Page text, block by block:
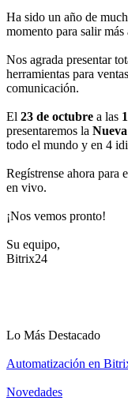
Ha sido un año de
momento para salir
Nos agrada presentar
herramientas para
comunicación.
El 23 de octubre a las
presentaremos la
todo el mundo y en 4
Regístrense ahora para
en vivo.
¡Nos vemos pronto!
Su equipo,
Bitrix24
Lo Más Destacado
Automatización en
Novedades